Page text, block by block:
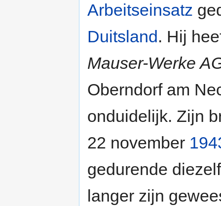
Arbeitseinsatz
Duitsland . Hij
Mauser-Werke
Oberndorf am
onduidelijk. Zijn
22 november
gedurende
langer zijn